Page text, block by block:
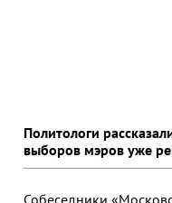
Политологи
выборов мэров уже
Собеседники